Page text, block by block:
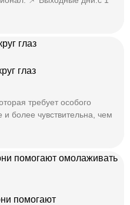
глаз
требует особого
более чувствительна, чем
помогают